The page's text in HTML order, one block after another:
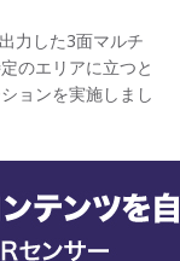
力した3面マルチ
のエリアに立つと
ョンを実施しまし